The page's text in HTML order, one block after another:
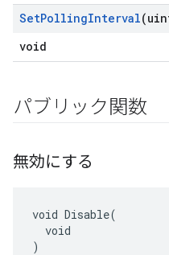
SetPollingInterval
void
パブリック関数
無効にする
void Disable(
  void
)